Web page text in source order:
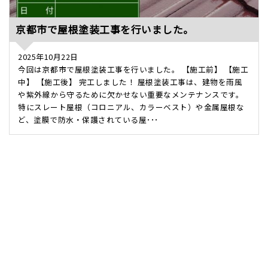
京都市で屋根塗装工事を行いました。
2025年10月22日
今回は京都市で屋根塗装工事を行いました。 【施工前】 【施工
中】 【施工後】 完工しました！ 屋根塗装工事は、建物を雨風
や紫外線から守るために欠かせない重要なメンテナンスです。
特にスレート屋根（コロニアル、カラーベスト）や金属屋根な
ど、塗膜で防水・保護されている屋･･･